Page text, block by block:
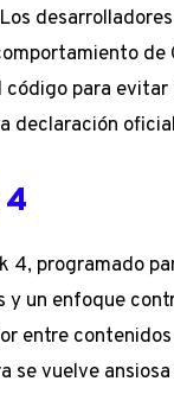
de
para
declaración
4, programado
y un enfoque
entre
se vuelve